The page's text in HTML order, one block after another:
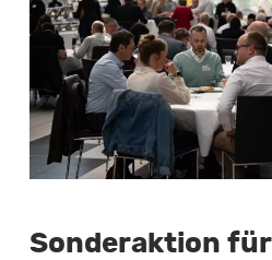
Sonderaktion für